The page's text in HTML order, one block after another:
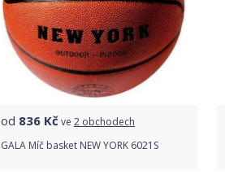
od 836 Kčve 2 obchodech
GALA Míč basket NEW YORK 6021S